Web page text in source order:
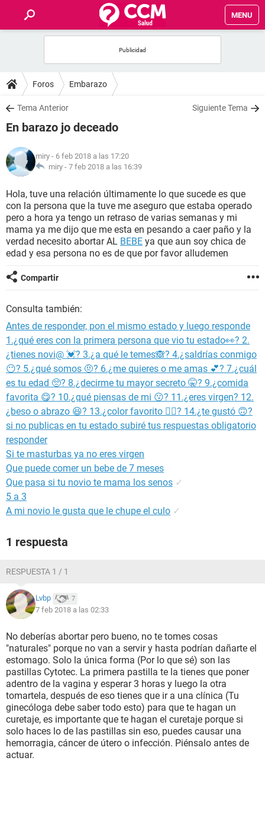
MENU
FOROS
SALUD
NUTRICIÓN
BIENESTAR
SEXUALIDAD
GLOSARIO
Foros Embarazo
Tema Anterior Siguiente Tema
En barazo jo deceado
miry - 6 feb 2018 a las 17:20
miry - 7 feb 2018 a las 16:39
Hola, tuve una relación últimamente lo que sucede es que
con la persona que la tuve me aseguro que estaba operado
pero a hora ya tengo un retraso de varias semanas y mi
mama ya me dijo que me esta en pesando a caer paño y la
verdad necesito abortar AL BEBE ya que aun soy chica de
edad y esa persona no es de que por favor alludemen
Compartir
Consulta también:
Antes de responder, pon el mismo estado y luego responde
1.¿qué eres con la primera persona que vio tu estado👀? 2.
¿tienes novi@ 💓? 3.¿a qué le temes🙈? 4.¿saldrías conmigo
😶? 5.¿qué somos 🤨? 6.¿me quieres o me amas 💕? 7.¿cuál
es tu edad 🥺? 8.¿decirme tu mayor secreto 🤫? 9.¿comida
favorita 😋? 10.¿qué piensas de mi 😗? 11.¿eres virgen? 12.
¿beso o abrazo 😆? 13.¿color favorito 👌🏻? 14.¿te gustó 🙃?
si no publicas en tu estado subiré tus respuestas obligatorio
responder
Si te masturbas ya no eres virgen
Que puede comer un bebe de 7 meses
Que pasa si tu novio te mama los senos ✓
5 a 3
A mi novio le gusta que le chupe el culo ✓
1 respuesta
RESPUESTA 1 / 1
Lvbp 7
7 feb 2018 a las 02:33
No deberías abortar pero bueno, no te tomes cosas
"naturales" porque no van a servir y hasta podrían dañarte el
estomago. Solo la única forma (Por lo que sé) son las
pastillas Cytotec. La primera pastilla te la tienes que poner
adentro de la vagina y esperar 3 horas y luego la otra
tomartela, después de eso tienes que ir a una clínica (Tu
ginecóloga debe saber todo esto) para que te hagan un
curetaje, es importante que te hagan el curetaje porque si
solo haces lo de las pastillas sin eso, puedes causar una
hemorragia, cáncer de útero o infección. Piénsalo antes de
actuar.